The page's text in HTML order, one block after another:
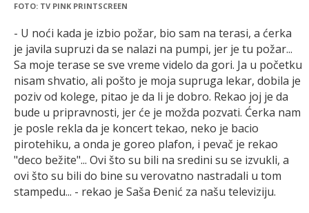
FOTO: TV PINK PRINTSCREEN
- U noći kada je izbio požar, bio sam na terasi, a ćerka
je javila supruzi da se nalazi na pumpi, jer je tu požar...
Sa moje terase se sve vreme videlo da gori. Ja u početku
nisam shvatio, ali pošto je moja supruga lekar, dobila je
poziv od kolege, pitao je da li je dobro. Rekao joj je da
bude u pripravnosti, jer će je možda pozvati. Ćerka nam
je posle rekla da je koncert tekao, neko je bacio
pirotehiku, a onda je goreo plafon, i pevač je rekao
"deco bežite"... Ovi što su bili na sredini su se izvukli, a
ovi što su bili do bine su verovatno nastradali u tom
stampedu... - rekao je Saša Đenić za našu televiziju.